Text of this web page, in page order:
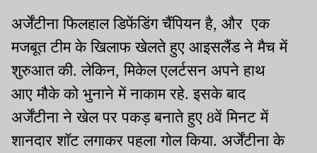
अर्जेंटीना फिलहाल डिफेंडिंग चैंपियन है, और एक
मजबूत टीम के खिलाफ खेलते हुए आइसलैंड ने मैच में
शुरुआत की. लेकिन, मिकेल एलर्टसन अपने हाथ
आए मौके को भुनाने में नाकाम रहे. इसके बाद
अर्जेंटीना ने खेल पर पकड़ बनाते हुए 8वें मिनट में
शानदार शॉट लगाकर पहला गोल किया. अर्जेंटीना के